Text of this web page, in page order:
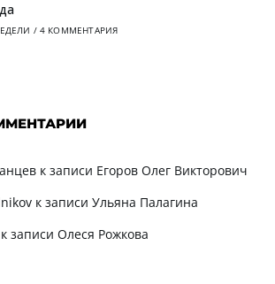
/ 4 КОММЕНТАРИЯ
к записи Егоров Олег Викторович
к записи Ульяна Палагина
к записи Олеся Рожкова